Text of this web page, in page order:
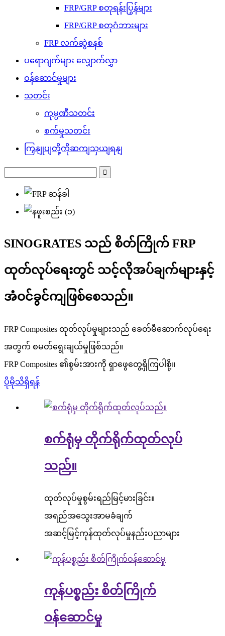
FRP/GRP စတုရန်းပြွန်များ
FRP/GRP စတုဂံဘားများ
FRP လက်ဆွဲစနစ်
ပရောဂျက်များ လျှောက်လွှာ
ဝန်ဆောင်မှုများ
သတင်း
ကုမ္ပဏီသတင်း
စက်မှုသတင်း
ကြှနျုပျတို့ကိုဆကျသှယျရနျ
SINOGRATES သည် စိတ်ကြိုက် FRP
ထုတ်လုပ်ရေးတွင် သင့်လိုအပ်ချက်များနှင့်
အံဝင်ခွင်ကျဖြစ်စေသည်။
FRP Composites ထုတ်လုပ်မှုများသည် ခေတ်မီဆောက်လုပ်ရေး
အတွက် စမတ်ရွေးချယ်မှုဖြစ်သည်။
FRP Composites ၏စွမ်းအားကို ရှာဖွေတွေ့ရှိကြပါစို့။
ပိုမိုသိရှိရန်
စက်ရုံမှ တိုက်ရိုက်ထုတ်လုပ်
သည်။
ထုတ်လုပ်မှုစွမ်းရည်မြင့်မားခြင်း။
အရည်အသွေးအာမခံချက်
အဆင့်မြင့်ကုန်ထုတ်လုပ်မှုနည်းပညာများ
ကုန်ပစ္စည်း စိတ်ကြိုက်
ဝန်ဆောင်မှု